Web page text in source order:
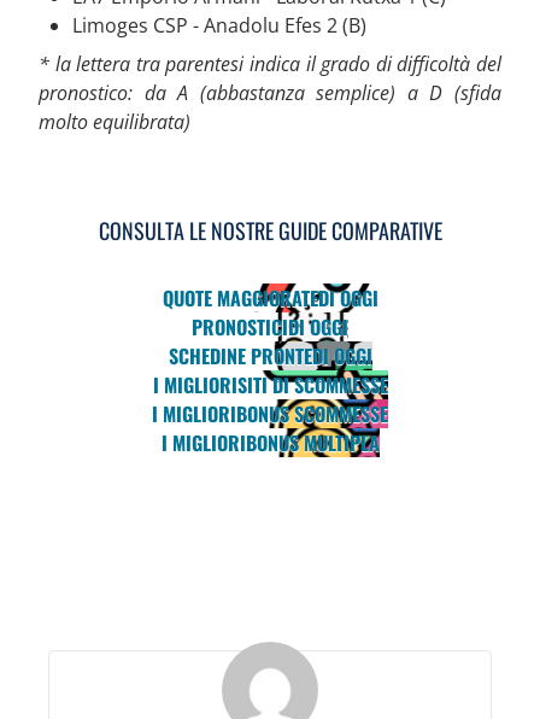
Limoges CSP - Anadolu Efes 2 (B)
* la lettera tra parentesi indica il grado di difficoltà del
pronostico: da A (abbastanza semplice) a D (sfida
molto equilibrata)
CONSULTA LE NOSTRE GUIDE COMPARATIVE
QUOTE MAGGIORATEDI OGGI
PRONOSTICIDI OGGI
SCHEDINE PRONTEDI OGGI
I MIGLIORISITI DI SCOMMESSE
I MIGLIORIBONUS SCOMMESSE
I MIGLIORIBONUS MULTIPLA